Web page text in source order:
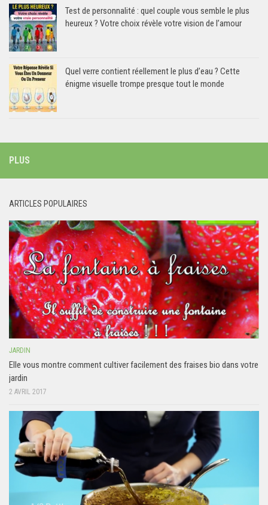
Test de personnalité : quel couple vous semble le plus
heureux ? Votre choix révèle votre vision de l’amour
Quel verre contient réellement le plus d’eau ? Cette
énigme visuelle trompe presque tout le monde
PLUS
ARTICLES POPULAIRES
JARDIN
Elle vous montre comment cultiver facilement des fraises bio dans votre
jardin
2 AVRIL 2017